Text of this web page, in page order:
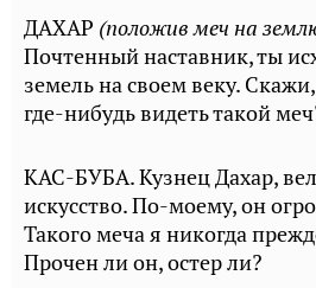
ДАХАР (положив меч на
Почтенный наставник, ты
земель на своем веку.
где-нибудь видеть такой
КАС-БУБА. Кузнец Дахар,
искусство. По-моему, он
Такого меча я никогда
Прочен ли он, остер ли?